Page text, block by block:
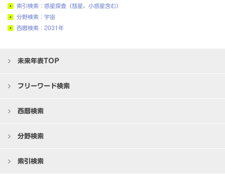
索引検索：惑星探査（彗星、小惑星含む）
分野検索：宇宙
西暦検索：2031年
未来年表TOP
フリーワード検索
西暦検索
分野検索
索引検索